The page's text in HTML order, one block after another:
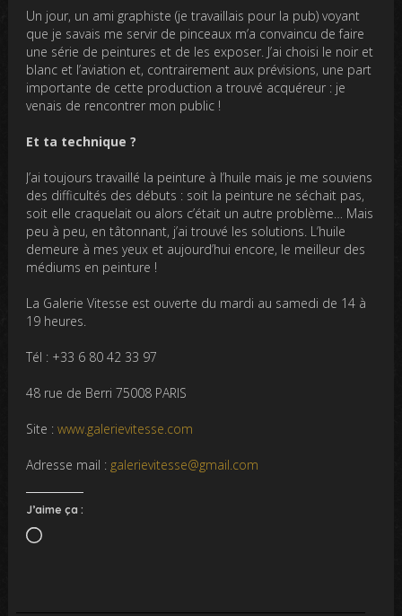
Un jour, un ami graphiste (je travaillais pour la pub) voyant
que je savais me servir de pinceaux m’a convaincu de faire
une série de peintures et de les exposer. J’ai choisi le noir et
blanc et l’aviation et, contrairement aux prévisions, une part
importante de cette production a trouvé acquéreur : je
venais de rencontrer mon public !
Et ta technique ?
J’ai toujours travaillé la peinture à l’huile mais je me souviens
des difficultés des débuts : soit la peinture ne séchait pas,
soit elle craquelait ou alors c’était un autre problème… Mais
peu à peu, en tâtonnant, j’ai trouvé les solutions. L’huile
demeure à mes yeux et aujourd’hui encore, le meilleur des
médiums en peinture !
La Galerie Vitesse est ouverte du mardi au samedi de 14 à
19 heures.
Tél : +33 6 80 42 33 97
48 rue de Berri 75008 PARIS
Site :www.galerievitesse.com
Adresse mail : galerievitesse@gmail.com
J’aime ça :
Chargement…